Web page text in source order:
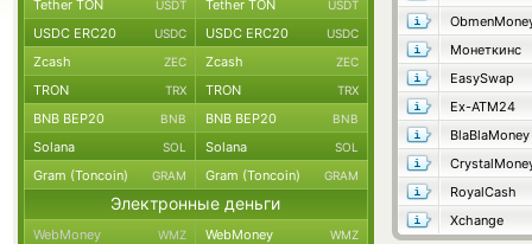
Монеткинс
EasySwap
Ex-ATM24
BlaBlaMoney
RoyalCash
Xchange
Tether TON USDT Tether TON USDT
USDC ERC20 USDC USDC ERC20 USDC
Zcash ZEC Zcash ZEC
TRON TRX TRON TRX
BNB BEP20 BNB BNB BEP20 BNB
Solana SOL Solana SOL
Gram (Toncoin) GRAM Gram (Toncoin) GRAM
Электронные деньги
WebMoney WMZ WebMoney WMZ